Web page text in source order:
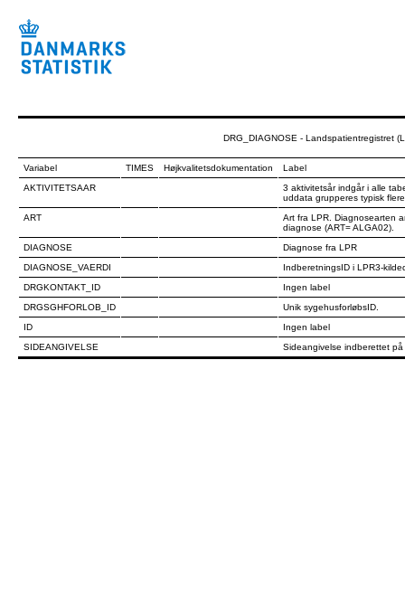
DRG_DIAGNOSE - Landspatientregistret
Variabel TIMES Højkvalitetsdokumentation
Label
AKTIVITETSAAR
3 aktivitetsår indgår i alle
uddata grupperes typisk
ART
Art fra LPR. Diagnosearten
diagnose (ART= ALGA02).
DIAGNOSE
Diagnose fra LPR
DIAGNOSE_VAERDI
IndberetningsID i LPR3-
DRGKONTAKT_ID
Ingen label
DRGSGHFORLOB_ID
Unik sygehusforløbsID.
ID
Ingen label
SIDEANGIVELSE
Sideangivelse indberettet